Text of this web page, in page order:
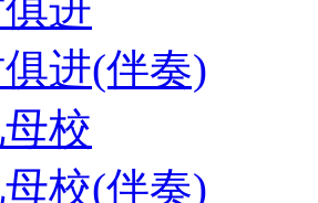
进
进(伴奏)
校
校(伴奏)